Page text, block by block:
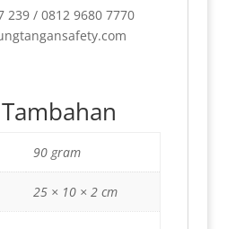
239 / 0812 9680 7770
90 gram
25 × 10 × 2 cm